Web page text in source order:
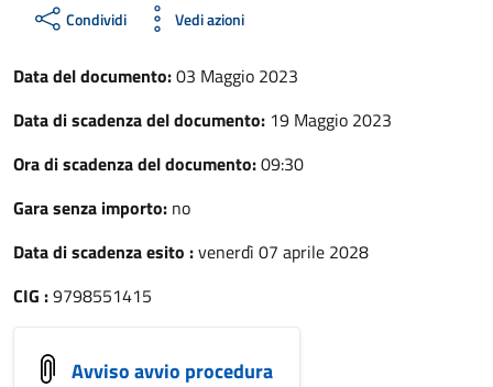
Condividi Vedi azioni
Data del documento:03 Maggio 2023
Data di scadenza del documento: 19 Maggio 2023
Ora di scadenza del documento:09:30
Gara senza importo: no
Data di scadenza esito :venerdì 07 aprile 2028
CIG :9798551415
Avviso avvio procedura